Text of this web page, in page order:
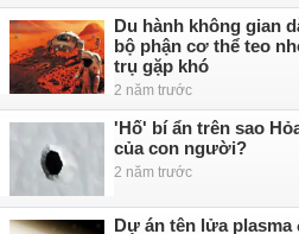
Du hành không gian
bộ phận cơ thể teo
trụ gặp khó
2 năm trước
'Hố' bí ẩn trên sao
của con người?
2 năm trước
Dự án tên lửa